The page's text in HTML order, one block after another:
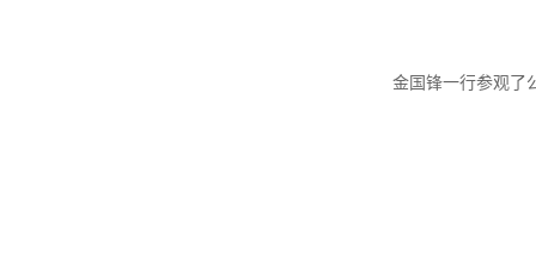
金国锋一行参观了